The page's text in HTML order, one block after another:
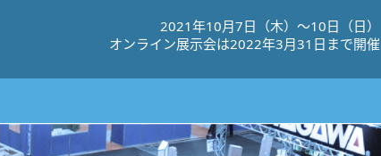
2021年10⽉7⽇（⽊）〜10⽇（⽇）
オンライン展⽰会は2022年3⽉31⽇まで開催